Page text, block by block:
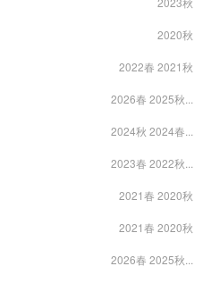
2020秋
2022春 2021秋
2026春 2025秋...
2024秋 2024春...
2023春 2022秋...
2021春 2020秋
2021春 2020秋
2026春 2025秋...